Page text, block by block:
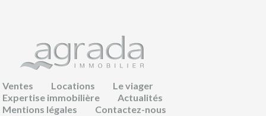
Ventes Locations
Le viager
Expertise immobilière
Actualités
Mentions légales
Contactez-nous